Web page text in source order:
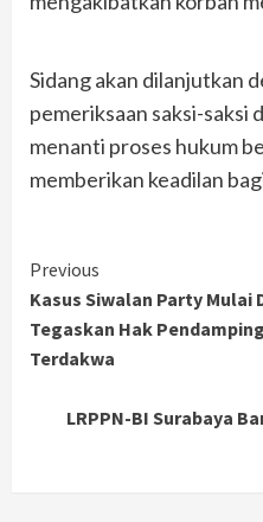
Sidang akan dilanjutkan
pemeriksaan saksi-saksi
menanti proses hukum
memberikan keadilan
Continue
Reading
Previous
Kasus Siwalan Party Mulai
Tegaskan Hak
Terdakwa
LRPPN-BI Surabaya